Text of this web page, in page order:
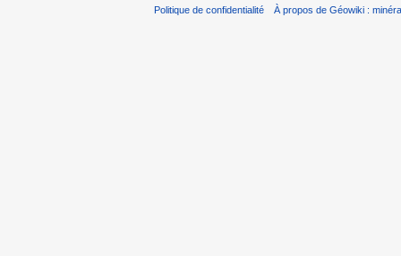
Politique de confidentialité À propos de Géowiki :